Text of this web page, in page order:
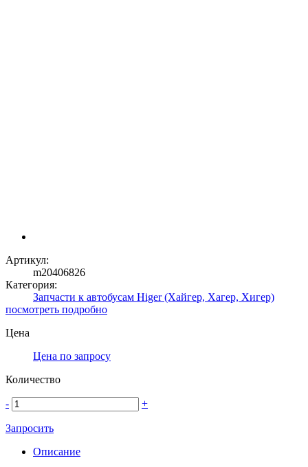
Артикул:
m20406826
Категория:
Запчасти к автобусам Higer (Хайгер, Хагер, Хигер)
посмотреть подробно
Цена
Цена по запросу
Количество
- +
Запросить
Описание